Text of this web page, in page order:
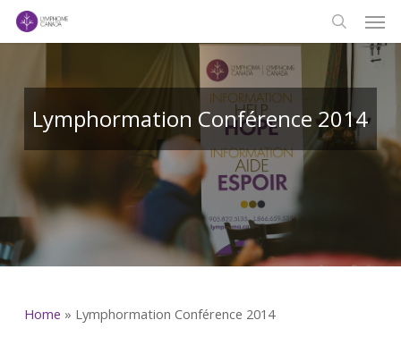
Skip
search
Lymphormation Conférence 2014
Home » Lymphormation Conférence 2014